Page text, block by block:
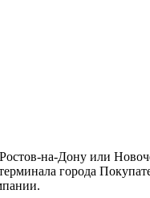
Ростов-на-Дону или
города